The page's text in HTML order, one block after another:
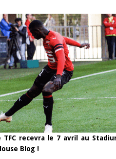
recevra le 7 avril au
Blog !